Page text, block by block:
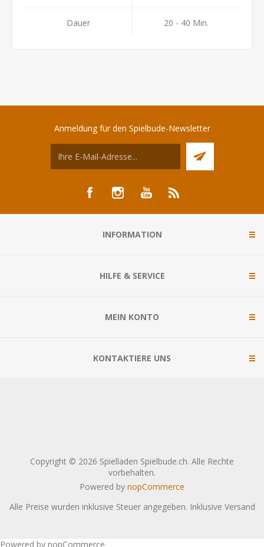
Dauer 20 - 40 Min.
Anmeldung für den Spielbude-Newsletter
INFORMATION
HILFE & SERVICE
MEIN KONTO
KONTAKTIERE UNS
Copyright © 2026 Spielladen Spielbude.ch. Alle Rechte
vorbehalten.
Powered by nopCommerce
Alle Preise wurden inklusive Steuer angegeben. Inklusive Versand
Powered by nopCommerce